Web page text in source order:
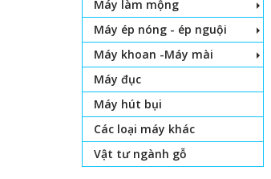
Máy làm mộng
Máy ép nóng - ép nguội
Máy khoan -Máy mài
Máy đục
Máy hút bụi
Các loại máy khác
Vật tư ngành gỗ